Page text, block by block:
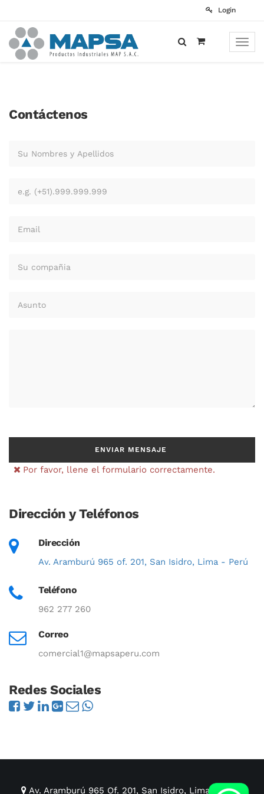
Login
Toggle
Contáctenos
ENVIAR MENSAJE
Por favor, llene el formulario correctamente.
Dirección y Teléfonos
Dirección
Av. Aramburú 965 of. 201, San Isidro, Lima - Perú
Teléfono
962 277 260
Correo
comercial1@mapsaperu.com
Redes Sociales
Av. Aramburú 965 Of. 201, San Isidro, Lima - Perú